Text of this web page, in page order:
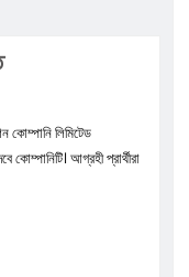
কোম্পানি লিমিটেড
আগ্রহী প্রার্থীরা